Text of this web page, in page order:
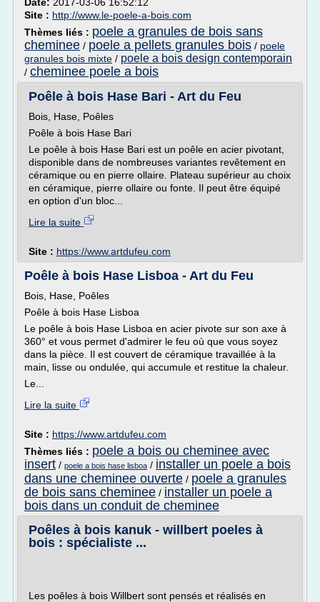
Site : http://www.le-poele-a-bois.com
Thèmes liés : poele a granules de bois sans
cheminee / poele a pellets granules bois / poele
granules bois mixte / poele a bois design contemporain
/ cheminee poele a bois
Poêle à bois Hase Bari - Art du Feu
Bois, Hase, Poêles
Poêle à bois Hase Bari
Le poêle à bois Hase Bari est un poêle en acier pivotant,
disponible dans de nombreuses variantes revêtement en
céramique ou en pierre ollaire. Plateau supérieur au choix
en céramique, pierre ollaire ou fonte. Il peut être équipé
en option d'un bloc...
Lire la suite
Site : https://www.artdufeu.com
Poêle à bois Hase Lisboa - Art du Feu
Bois, Hase, Poêles
Poêle à bois Hase Lisboa
Le poêle à bois Hase Lisboa en acier pivote sur son axe à
360° et vous permet d'admirer le feu où que vous soyez
dans la pièce. Il est couvert de céramique travaillée à la
main, lisse ou ondulée, qui accumule et restitue la chaleur.
Le...
Lire la suite
Site : https://www.artdufeu.com
Thèmes liés : poele a bois ou cheminee avec
insert / poele a bois hase lisboa / installer un poele a bois
dans une cheminee ouverte / poele a granules
de bois sans cheminee / installer un poele a
bois dans un conduit de cheminee
Poêles à bois kanuk - willbert poeles à
bois : spécialiste ...
Les poêles à bois Willbert sont pensés et réalisés en